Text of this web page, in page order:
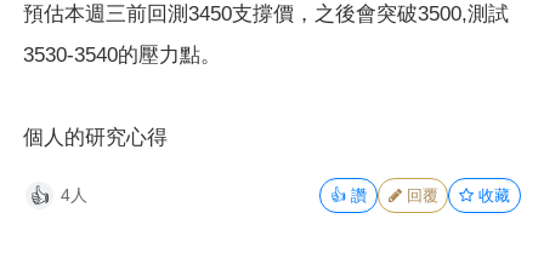
預估本週三前回測3450支撐價，之後會突破3500,測試
3530-3540的壓力點。
個人的研究心得
👍 4人 👍 讚 回覆 收藏